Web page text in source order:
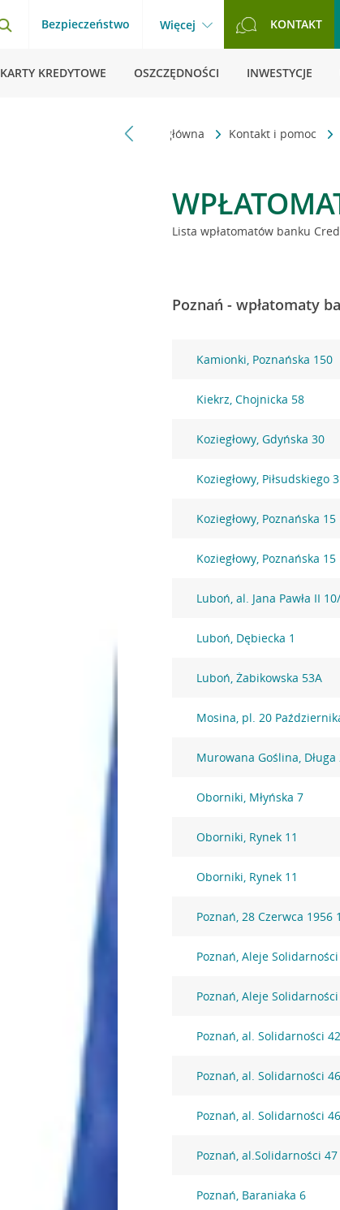
Bezpieczeństwo Więcej KONTAKT
KARTY KREDYTOWE OSZCZĘDNOŚCI INWESTYCJE
Strona główna Kontakt i pomoc
Lista wpłatomatów banku
Poznań - wpłatomaty
Kamionki, Poznańska 150
Kiekrz, Chojnicka 58
Koziegłowy, Gdyńska 30
Koziegłowy, Piłsudskiego 3
Koziegłowy, Poznańska 15
Koziegłowy, Poznańska 15
Luboń, al. Jana Pawła II
Luboń, Dębiecka 1
Luboń, Żabikowska 53A
Mosina, pl. 20
Murowana Goślina, Długa
Oborniki, Młyńska 7
Oborniki, Rynek 11
Oborniki, Rynek 11
Poznań, 28 Czerwca 1956
Poznań, Aleje
Poznań, Aleje
Poznań, al. Solidarności 42
Poznań, al. Solidarności 46
Poznań, al. Solidarności 46
Poznań, al.Solidarności 47
Poznań, Baraniaka 6